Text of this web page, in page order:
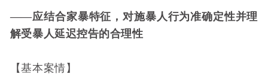
——应结合家暴特征，对施暴人行为准确定性并理
解受暴人延迟控告的合理性
【基本案情】